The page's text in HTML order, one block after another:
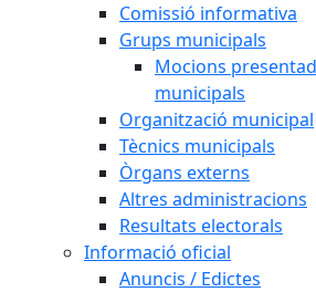
Comissió informativa
Grups municipals
Mocions
municipals
Organització municipal
Tècnics municipals
Òrgans externs
Altres administracions
Resultats electorals
Informació oficial
Anuncis / Edictes